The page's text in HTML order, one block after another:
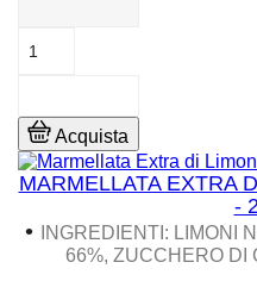
Acquista
MARMELLATA EXTRA
-
•
INGREDIENTI: LIMONI
66%, ZUCCHERO DI